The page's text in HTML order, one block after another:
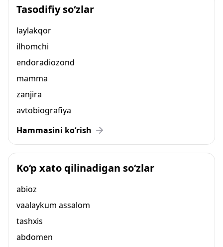
Tasodifiy so‘zlar
laylakqor
ilhomchi
endoradiozond
mamma
zanjira
avtobiografiya
Hammasini ko‘rish
Ko‘p xato qilinadigan so‘zlar
abioz
vaalaykum assalom
tashxis
abdomen